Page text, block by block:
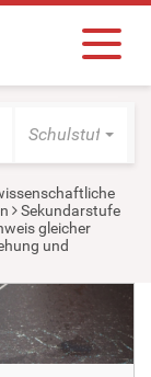
Schulstufe
Sekundarstufe
gleicher
und